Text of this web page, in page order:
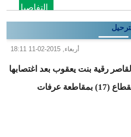
التفاصيل
أربعاء, 2015-02-11 18:11
رقية بنت يعقوب بعد اغتصابها
بأحد الأحياء الشعبية في القطاع (17) بمقاطعة عرفات